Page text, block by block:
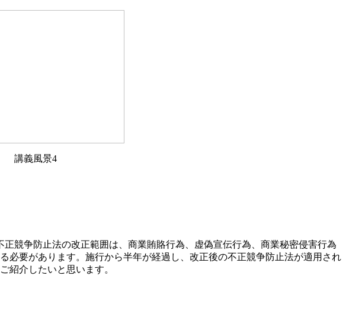
講義風景4
競争防止法の改正範囲は、商業賄賂行為、虚偽宣伝行為、商業秘密侵害行為
要があります。施行から半年が経過し、改正後の不正競争防止法が適用され
紹介したいと思います。